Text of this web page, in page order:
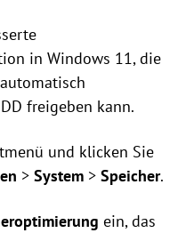
in Windows 11, die
freigeben kann.
und klicken Sie
> System > Speicher.
ein, das